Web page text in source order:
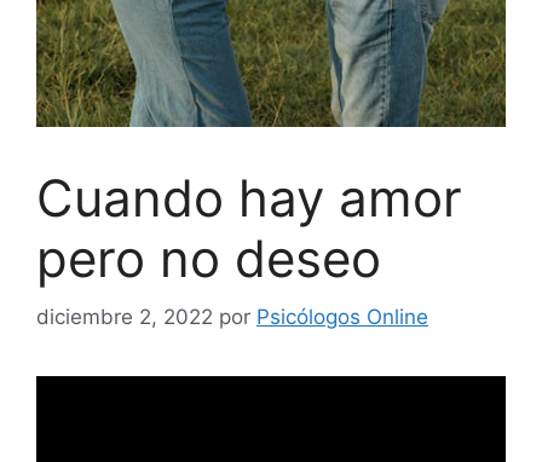
Cuando hay amor
pero no deseo
diciembre 2, 2022 por Psicólogos Online